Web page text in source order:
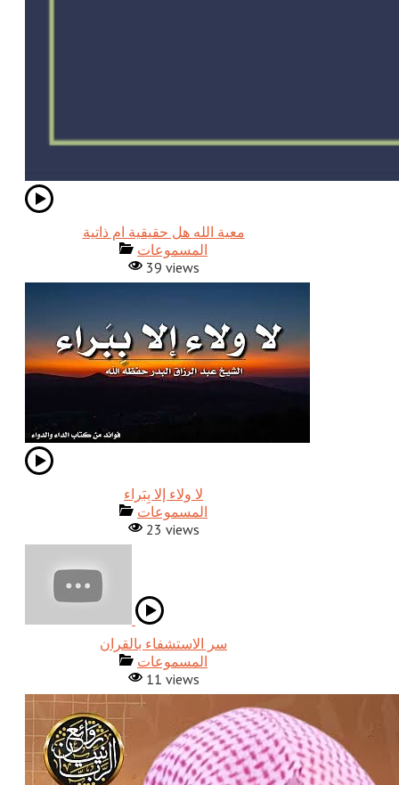
معية الله هل حقيقية ام ذاتية
المسموعات
39 views
المسموعات
23 views
المسموعات
11 views